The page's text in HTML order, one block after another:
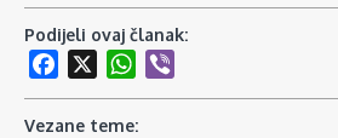
Podijeli ovaj članak:
Facebook
WhatsApp
Vezane teme: